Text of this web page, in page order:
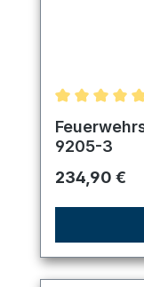
9205-3
Regulärer
234,90 €